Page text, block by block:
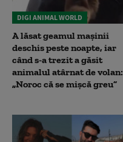
DIGI ANIMAL WORLD
A lăsat geamul mașinii
deschis peste noapte, iar
când s-a trezit a găsit
animalul atârnat de volan:
„Noroc că se mișcă greu”